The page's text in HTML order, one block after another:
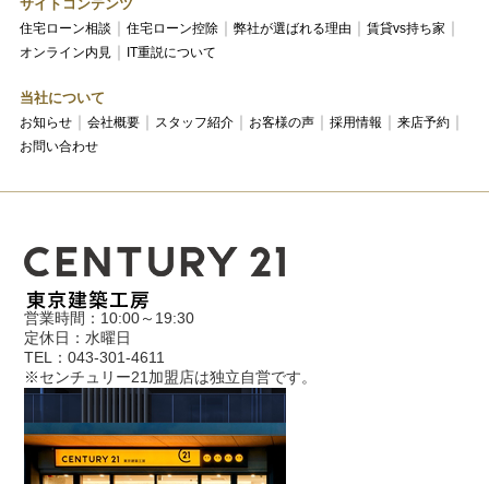
サイトコンテンツ
住宅ローン相談 住宅ローン控除 弊社が選ばれる理由
賃貸vs持ち家
オンライン内見
IT重説について
当社について
お知らせ 会社概要 スタッフ紹介 お客様の声 採用情報
来店予約
お問い合わせ
営業時間：10:00～19:30
定休日：水曜日
TEL：043-301-4611
※センチュリー21加盟店は独立自営です。